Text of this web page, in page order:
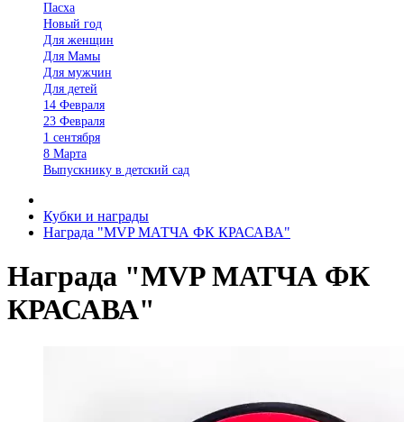
Пасха
Новый год
Для женщин
Для Мамы
Для мужчин
Для детей
14 Февраля
23 Февраля
1 сентября
8 Марта
Выпускнику в детский сад
Кубки и награды
Награда "MVP МАТЧА ФК КРАСАВА"
Награда "MVP МАТЧА ФК
КРАСАВА"